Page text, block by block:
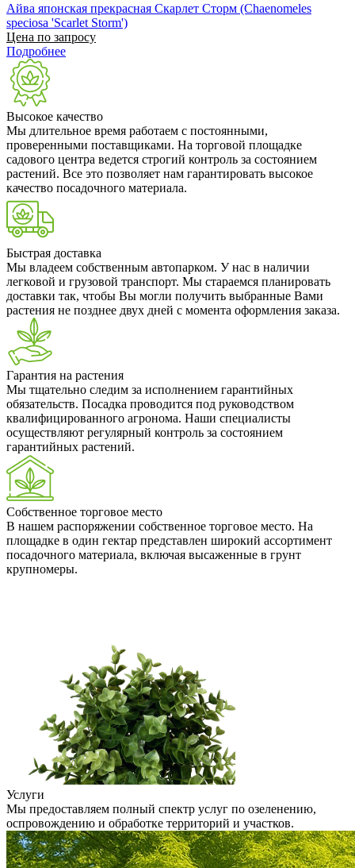
Айва японская прекрасная Скарлет Сторм (Chaenomeles
speciosa 'Scarlet Storm')
Цена по запросу
Подробнее
Высокое качество
Мы длительное время работаем с постоянными,
проверенными поставщиками. На торговой площадке
садового центра ведется строгий контроль за состоянием
растений. Все это позволяет нам гарантировать высокое
качество посадочного материала.
Быстрая доставка
Мы владеем собственным автопарком. У нас в наличии
легковой и грузовой транспорт. Мы стараемся планировать
доставки так, чтобы Вы могли получить выбранные Вами
растения не позднее двух дней с момента оформления заказа.
Гарантия на растения
Мы тщательно следим за исполнением гарантийных
обязательств. Посадка проводится под руководством
квалифицированного агронома. Наши специалисты
осуществляют регулярный контроль за состоянием
гарантийных растений.
Собственное торговое место
В нашем распоряжении собственное торговое место. На
площадке в один гектар представлен широкий ассортимент
посадочного материала, включая высаженные в грунт
крупномеры.
Услуги
Мы предоставляем полный спектр услуг по озеленению,
оспровождению и обработке территорий и участков.